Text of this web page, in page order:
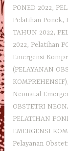
PONED 2022,
Pelatihan Ponek,
TAHUN 2022,
2022, Pelatihan
Emergensi
(PELAYANAN
KOMPREHENSIF),
Neonatal
OBSTETRI
PELATIHAN
EMERGENSI
Pelayanan